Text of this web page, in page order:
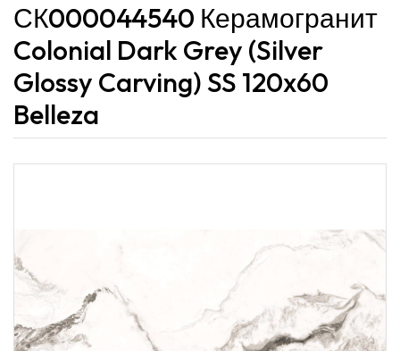
СК000044540 Керамогранит
Colonial Dark Grey (Silver
Glossy Carving) SS 120x60
Belleza